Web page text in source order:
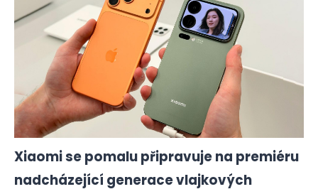
Xiaomi se pomalu připravuje na premiéru
nadcházející generace vlajkových